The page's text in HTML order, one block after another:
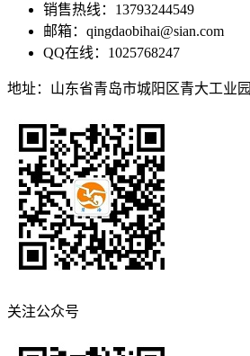
销售热线：13793244549
邮箱：qingdaobihai@sian.com
QQ在线：1025768247
地址：山东省青岛市城阳区青大工业园
关注公众号